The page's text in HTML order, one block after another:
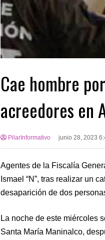
Cae hombre
acreedores en
PilarInformativo junio 28, 2023
Agentes de la Fiscalía
Ismael “N”, tras realizar un
desaparición de dos
La noche de este miércoles
Santa María Maninalco,